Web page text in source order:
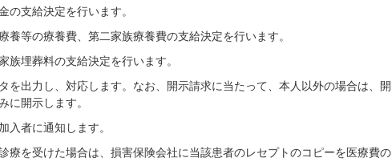
の支給決定を行います。
養等の療養費、第二家族療養費の支給決定を行います。
族埋葬料の支給決定を行います。
を出力し、対応します。なお、開示請求に当たって、本人以外の場合は、開
に開示します。
入者に通知します。
療を受けた場合は、損害保険会社に当該患者のレセプトのコピーを医療費の